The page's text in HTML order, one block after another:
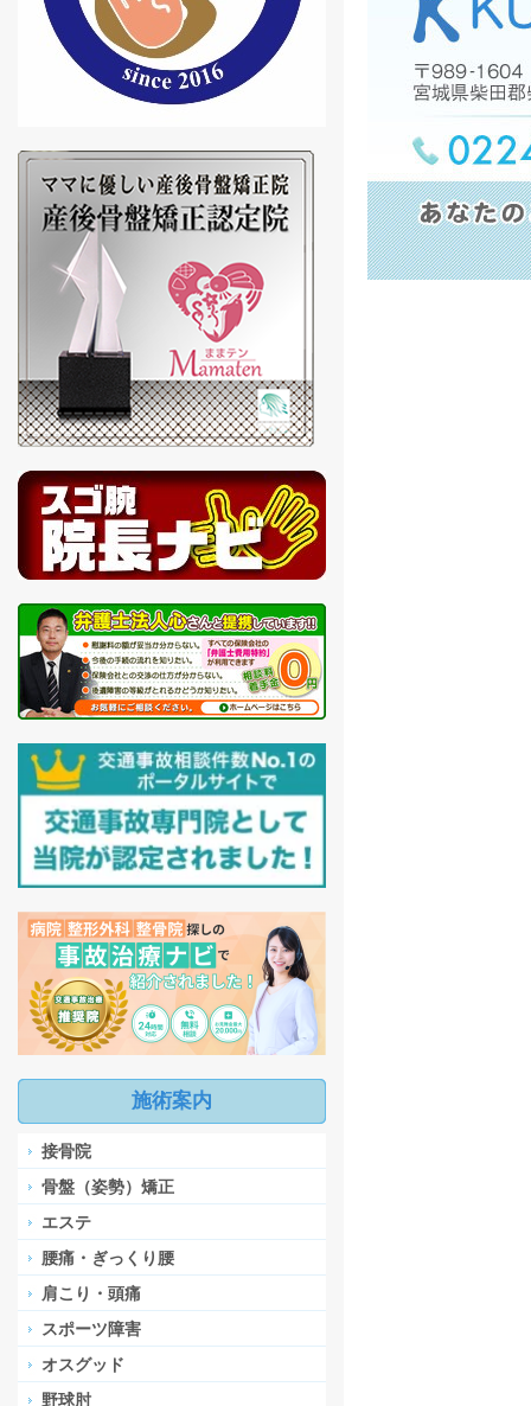
施術案内
接骨院
骨盤（姿勢）矯正
エステ
腰痛・ぎっくり腰
肩こり・頭痛
スポーツ障害
オスグッド
野球肘